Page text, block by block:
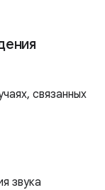
связанных
звука